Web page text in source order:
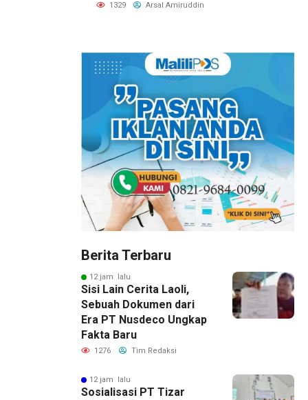
1329 Arsal Amiruddin
Berita Terbaru
12 jam lalu
Sisi Lain Cerita Laoli,
Sebuah Dokumen dari
Era PT Nusdeco Ungkap
Fakta Baru
1276 Tim Redaksi
12 jam lalu
Sosialisasi PT Tizar